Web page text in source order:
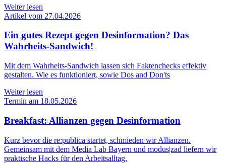
Weiter lesen
Artikel vom 27.04.2026
Ein gutes Rezept gegen Desinformation? Das
Wahrheits-Sandwich!
Mit dem Wahrheits-Sandwich lassen sich Faktenchecks effektiv
gestalten. Wie es funktioniert, sowie Dos and Don'ts
Weiter lesen
Termin am 18.05.2026
Breakfast: Allianzen gegen Desinformation
Kurz bevor die re:publica startet, schmieden wir Allianzen.
Gemeinsam mit dem Media Lab Bayern und modus|zad liefern wir
praktische Hacks für den Arbeitsalltag.